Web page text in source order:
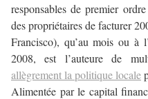
responsables de premier
des propriétaires de facturer
Francisco), qu’au mois ou à
2008, est l’auteure de
allègrement la politique locale
Alimentée par le capital